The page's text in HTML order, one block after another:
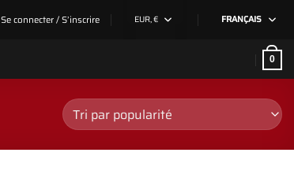
Se connecter / S’inscrire EUR, € FRANÇAIS
0